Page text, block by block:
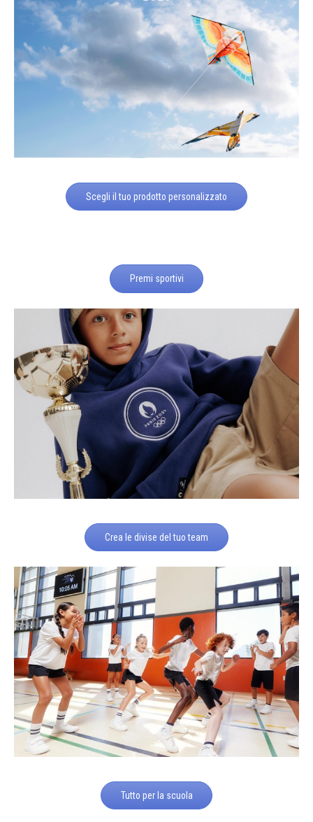
Scegli il tuo prodotto personalizzato
Premi sportivi
Crea le divise del tuo team
Tutto per la scuola